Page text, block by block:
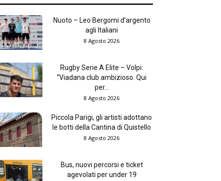
Nuoto – Leo Bergomi d’argento
agli Italiani
8 Agosto 2026
Rugby Serie A Elite – Volpi:
“Viadana club ambizioso. Qui
per...
8 Agosto 2026
Piccola Parigi, gli artisti adottano
le botti della Cantina di Quistello
8 Agosto 2026
Bus, nuovi percorsi e ticket
agevolati per under 19